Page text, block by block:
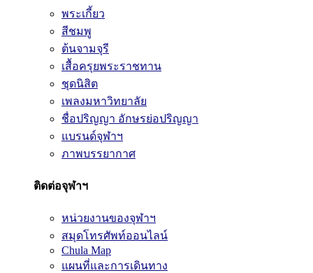
พระเกี้ยว
สีชมพู
ต้นจามจุรี
เสื้อครุยพระราชทาน
ชุดนิสิต
เพลงมหาวิทยาลัย
ชื่อปริญญา อักษรย่อปริญญา
แบรนด์จุฬาฯ
ภาพบรรยากาศ
ติดต่อจุฬาฯ
หน่วยงานของจุฬาฯ
สมุดโทรศัพท์ออนไลน์
Chula Map
แผนที่และการเดินทาง